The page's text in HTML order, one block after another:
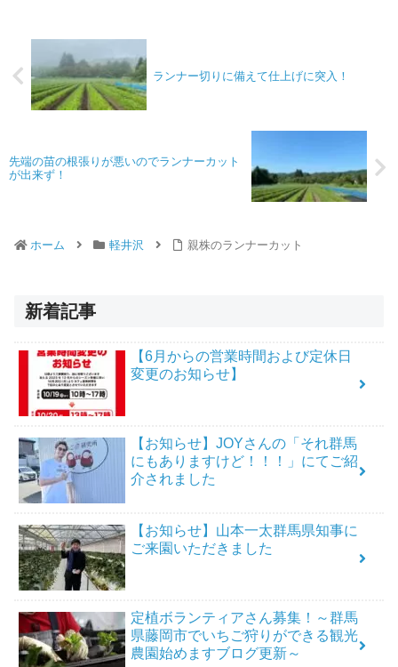
ランナー切りに備えて仕上げに突入！
先端の苗の根張りが悪いのでランナーカット
が出来ず！
ホーム 軽井沢 親株のランナーカット
新着記事
【6月からの営業時間および定休日
変更のお知らせ】
【お知らせ】JOYさんの「それ群馬
にもありますけど！！！」にてご紹
介されました
【お知らせ】山本一太群馬県知事に
ご来園いただきました
定植ボランティアさん募集！～群馬
県藤岡市でいちご狩りができる観光
農園始めますブログ更新～